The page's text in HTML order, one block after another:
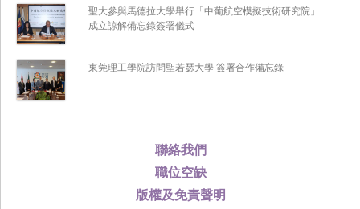
聯絡我們
職位空缺
版權及免責聲明
聖大參與馬德拉大學舉行「中葡航空模擬技術研究院」
成立諒解備忘錄簽署儀式
東莞理工學院訪問聖若瑟大學 簽署合作備忘錄